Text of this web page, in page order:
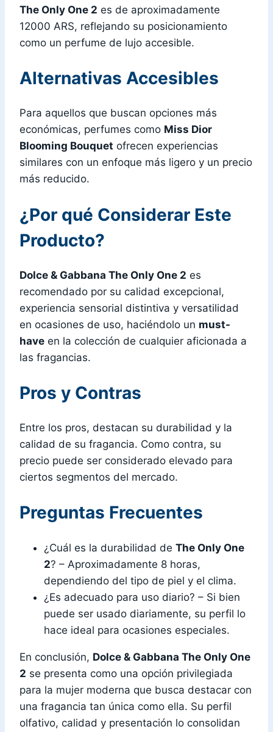
The Only One 2 es de aproximadamente
12000 ARS, reflejando su posicionamiento
como un perfume de lujo accesible.
Alternativas Accesibles
Para aquellos que buscan opciones más
económicas, perfumes como Miss Dior
Blooming Bouquet ofrecen experiencias
similares con un enfoque más ligero y un precio
más reducido.
¿Por qué Considerar Este
Producto?
Dolce & Gabbana The Only One 2 es
recomendado por su calidad excepcional,
experiencia sensorial distintiva y versatilidad
en ocasiones de uso, haciéndolo un must-
have en la colección de cualquier aficionada a
las fragancias.
Pros y Contras
Entre los pros, destacan su durabilidad y la
calidad de su fragancia. Como contra, su
precio puede ser considerado elevado para
ciertos segmentos del mercado.
Preguntas Frecuentes
¿Cuál es la durabilidad de The Only One
2? – Aproximadamente 8 horas,
dependiendo del tipo de piel y el clima.
¿Es adecuado para uso diario? – Si bien
puede ser usado diariamente, su perfil lo
hace ideal para ocasiones especiales.
En conclusión, Dolce & Gabbana The Only One
2 se presenta como una opción privilegiada
para la mujer moderna que busca destacar con
una fragancia tan única como ella. Su perfil
olfativo, calidad y presentación lo consolidan